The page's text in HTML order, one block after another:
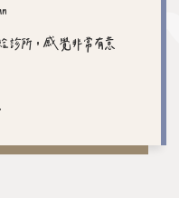
診所，感覺非常有意